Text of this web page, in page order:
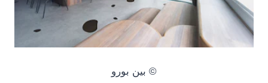
© بين بورو